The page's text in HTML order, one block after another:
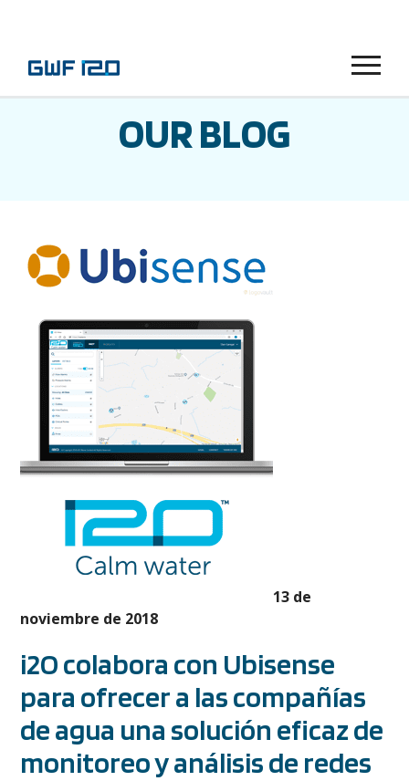
Menu
OUR BLOG
13 de
noviembre de 2018
i2O colabora con Ubisense
para ofrecer a las compañías
de agua una solución eficaz de
monitoreo y análisis de redes